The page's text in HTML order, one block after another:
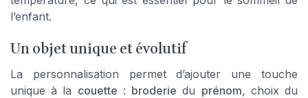
l’enfant.
Un objet unique et évolutif
La personnalisation permet d’ajouter une touche
unique à la couette : broderie du prénom, choix du